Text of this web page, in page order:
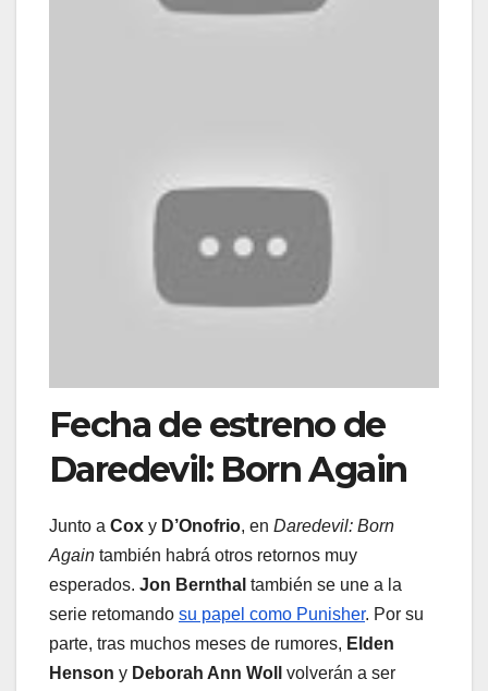
Fecha de estreno de
Daredevil: Born Again
Junto a Cox y D’Onofrio, en Daredevil: Born
Again también habrá otros retornos muy
esperados. Jon Bernthal también se une a la
serie retomando su papel como Punisher. Por su
parte, tras muchos meses de rumores, Elden
Henson y Deborah Ann Woll
volverán a ser